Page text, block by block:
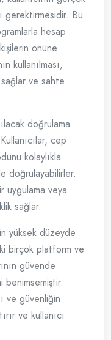
gerektirmesidir. Bu
hesap
önüne
kullanılması,
sağlar ve sahte
doğrulama
cep
kolaylıkla
doğrulayabilirler.
uygulama veya
sağlar.
yüksek düzeyde
birçok platform ve
güvende
benimsemiştir.
ve güvenliğin
ve kullanıcı